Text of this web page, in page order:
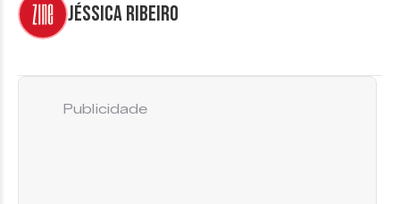
Jéssica Ribeiro
Publicidade